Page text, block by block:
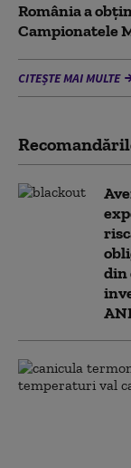
România a
Campionatele
CITEȘTE MAI MULTE
din